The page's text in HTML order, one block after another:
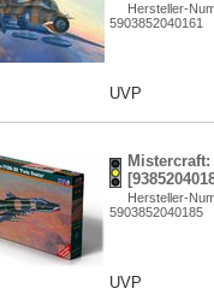
Hersteller-
5903852040161
UVP
Mistercraft:
Hersteller-
5903852040185
UVP